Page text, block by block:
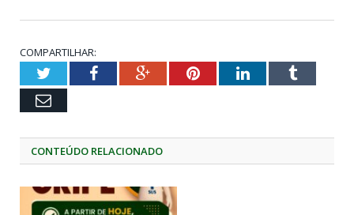
COMPARTILHAR:
TwitterFacebookGoogle+PinterestLinkedInTumblr
Email
CONTEÚDO RELACIONADO